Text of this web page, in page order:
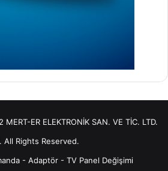
ER ELEKTRONİK SAN. VE TİC. LTD.
All Rights Reserved.
- Adaptör - TV Panel Değişimi